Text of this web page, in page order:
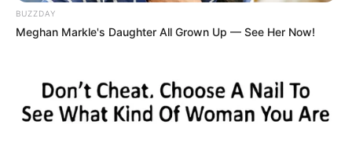
BUZZDAY
Meghan Markle's Daughter All Grown Up — See Her Now!